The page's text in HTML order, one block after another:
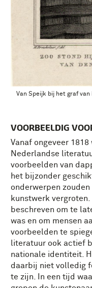
Van Speijk bij het graf
VOORBEELDIG
Vanaf ongeveer
Nederlandse
voorbeelden van
het bijzonder
onderwerpen
kunstwerk
beschreven om te
was en om mensen
voorbeelden te
literatuur ook actief
nationale identiteit.
daarbij niet volledig
te zijn. In een tijd